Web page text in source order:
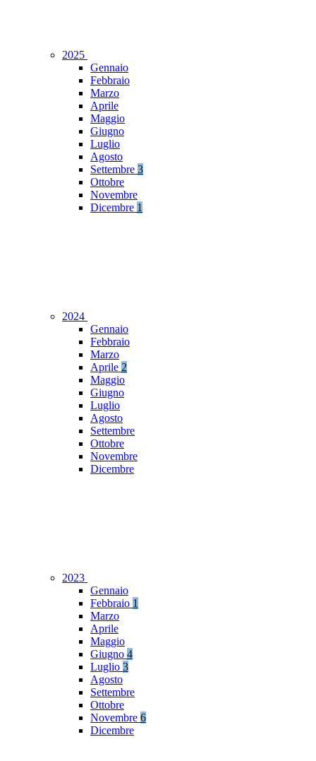
2025
Gennaio
Febbraio
Marzo
Aprile
Maggio
Giugno
Luglio
Agosto
Settembre 3
Ottobre
Novembre
Dicembre 1
2024
Gennaio
Febbraio
Marzo
Aprile 2
Maggio
Giugno
Luglio
Agosto
Settembre
Ottobre
Novembre
Dicembre
2023
Gennaio
Febbraio 1
Marzo
Aprile
Maggio
Giugno 4
Luglio 3
Agosto
Settembre
Ottobre
Novembre 6
Dicembre